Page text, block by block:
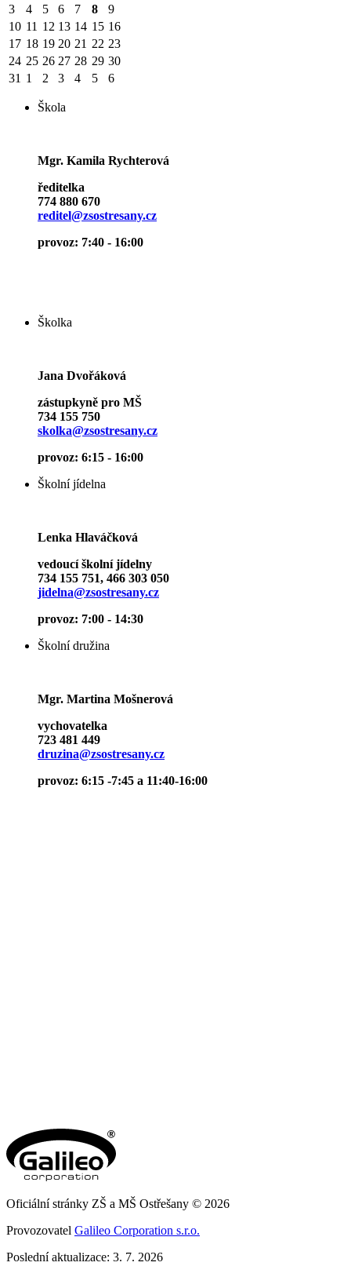
3
4 5 6 7 8
9
10 11 12 13 14 15 16
17 18 19 20 21 22 23
24 25 26 27 28 29 30
31 1 2 3 4 5 6
Škola
Mgr. Kamila Rychterová
ředitelka
774 880 670
reditel@zsostresany.cz
provoz: 7:40 - 16:00
Školka
Jana Dvořáková
zástupkyně pro MŠ
734 155 750
skolka@zsostresany.cz
provoz: 6:15 - 16:00
Školní jídelna
Lenka Hlaváčková
vedoucí školní jídelny
734 155 751, 466 303 050
jidelna@zsostresany.cz
provoz: 7:00 - 14:30
Školní družina
Mgr. Martina Mošnerová
vychovatelka
723 481 449
druzina@zsostresany.cz
provoz: 6:15 -7:45 a 11:40-16:00
Oficiální stránky ZŠ a MŠ Ostřešany © 2026
Provozovatel Galileo Corporation s.r.o.
Poslední aktualizace: 3. 7. 2026